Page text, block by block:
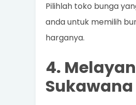
Pilihlah toko bunga
anda untuk memilih
harganya.
4.